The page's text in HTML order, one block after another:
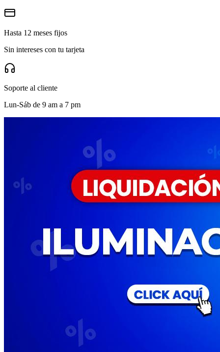
Hasta 12 meses fijos
Sin intereses con tu tarjeta
Soporte al cliente
Lun-Sáb de 9 am a 7 pm